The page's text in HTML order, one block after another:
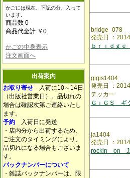
かごには現在、下記の分、入って
います。
商品数 0
商品代金計 ￥0
かごの中身表示
注文画面へ
出荷案内
お取り寄せ 入荷に10～14日
（出版社営業日）。品切れの
場合は確認次第ご連絡いたし
ます。
予約 入荷日に発送
・店内分から出荷するため、
ご注文のタイミングにより、
品切れになる場合もございま
す。
バックナンバーについて
・雑誌バックナンバーは、限
bridge_078
発売日 ：
ｂｒｉｄｇ
gigis1404
発売日 ：
テッカー
ＧｉＧＳ ギ
ja1404
発売日 ：
rockin on